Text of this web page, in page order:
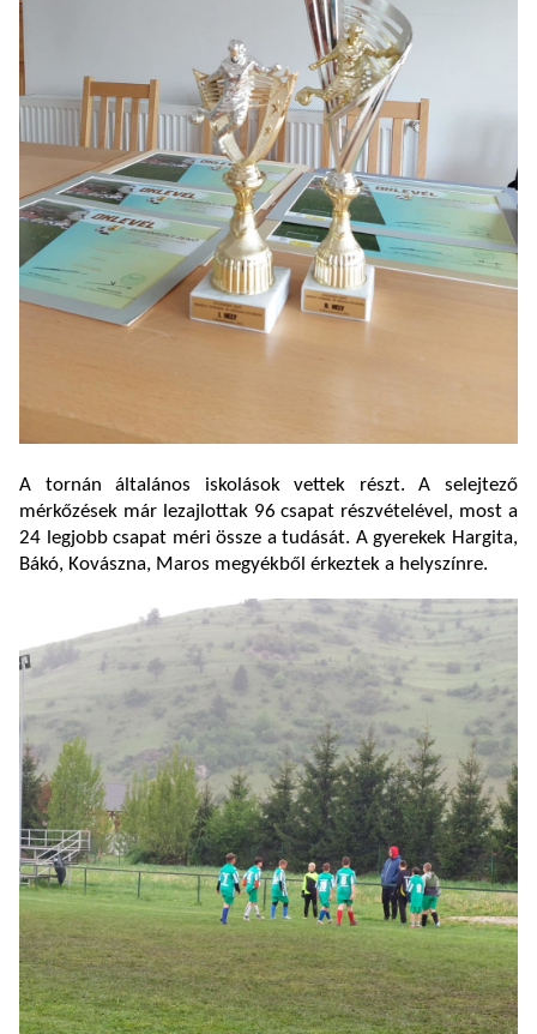
A tornán általános iskolások vettek részt. A selejtező
mérkőzések már lezajlottak 96 csapat részvételével, most a
24 legjobb csapat méri össze a tudását. A gyerekek Hargita,
Bákó, Kovászna, Maros megyékből érkeztek a helyszínre.